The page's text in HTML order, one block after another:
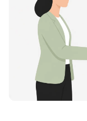
Entrümpler aus
nur der
Was kostet die
Wohnung in
Für eine
die Kosten in
entspricht im
Zugänglichkeit
verschieben den
genauen Festpreis